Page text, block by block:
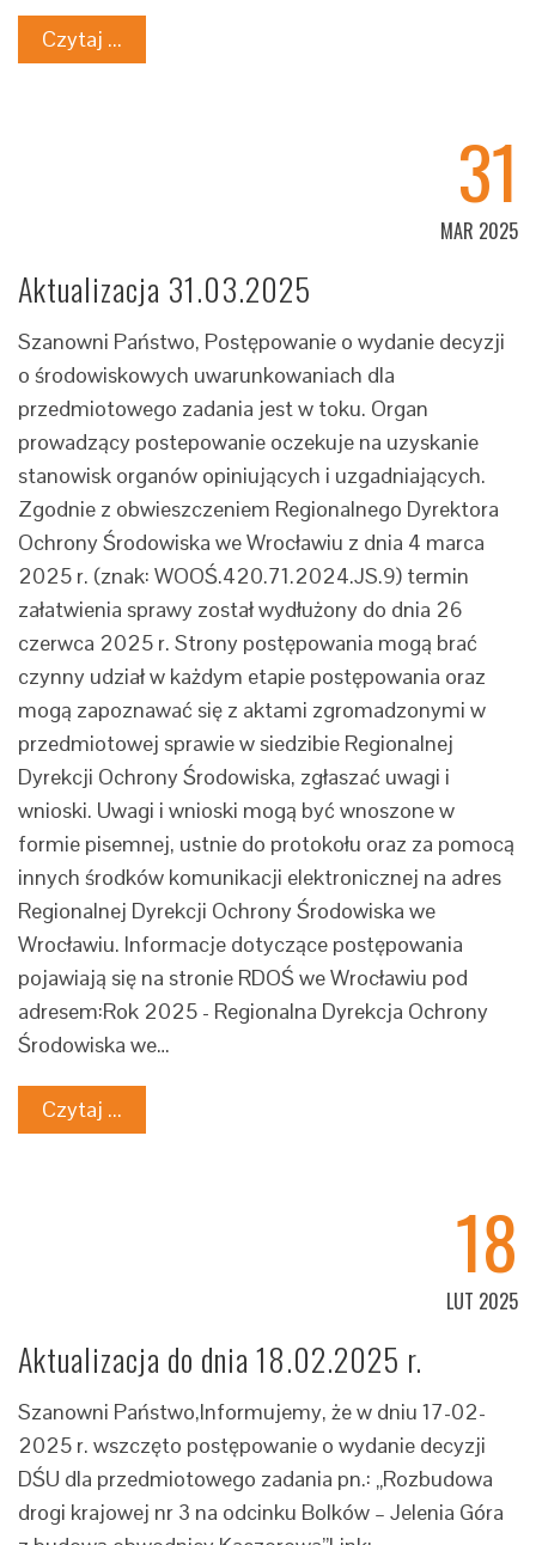
Czytaj ...
31
MAR 2025
Aktualizacja 31.03.2025
Szanowni Państwo, Postępowanie o wydanie decyzji
o środowiskowych uwarunkowaniach dla
przedmiotowego zadania jest w toku. Organ
prowadzący postepowanie oczekuje na uzyskanie
stanowisk organów opiniujących i uzgadniających.
Zgodnie z obwieszczeniem Regionalnego Dyrektora
Ochrony Środowiska we Wrocławiu z dnia 4 marca
2025 r. (znak: WOOŚ.420.71.2024.JS.9) termin
załatwienia sprawy został wydłużony do dnia 26
czerwca 2025 r. Strony postępowania mogą brać
czynny udział w każdym etapie postępowania oraz
mogą zapoznawać się z aktami zgromadzonymi w
przedmiotowej sprawie w siedzibie Regionalnej
Dyrekcji Ochrony Środowiska, zgłaszać uwagi i
wnioski. Uwagi i wnioski mogą być wnoszone w
formie pisemnej, ustnie do protokołu oraz za pomocą
innych środków komunikacji elektronicznej na adres
Regionalnej Dyrekcji Ochrony Środowiska we
Wrocławiu. Informacje dotyczące postępowania
pojawiają się na stronie RDOŚ we Wrocławiu pod
adresem:Rok 2025 - Regionalna Dyrekcja Ochrony
Środowiska we…
Czytaj ...
18
LUT 2025
Aktualizacja do dnia 18.02.2025 r.
Szanowni Państwo,Informujemy, że w dniu 17-02-
2025 r. wszczęto postępowanie o wydanie decyzji
DŚU dla przedmiotowego zadania pn.: „Rozbudowa
drogi krajowej nr 3 na odcinku Bolków – Jelenia Góra